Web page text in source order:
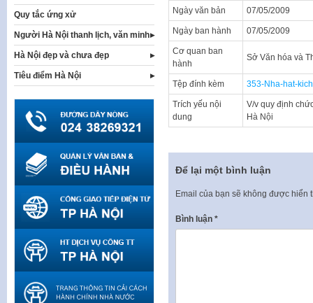
Ngày văn bản 07/05/2009
Ngày ban hành 07/05/2009
Cơ quan ban
hành
Sở Văn hóa và
Tệp đính kèm 353-Nha-hat-
Trích yếu nội
dung
V/v quy định
Hà Nội​
Để lại một bình luận
Email của bạn sẽ không được hiển
Bình luận *
Quy tắc ứng xử
Người Hà Nội thanh lịch, văn minh
Hà Nội đẹp và chưa đẹp
Tiêu điểm Hà Nội